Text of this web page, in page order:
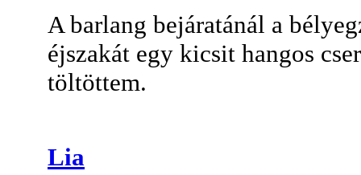
A barlang bejáratánál a
éjszakát egy kicsit hangos
töltöttem.
Lia